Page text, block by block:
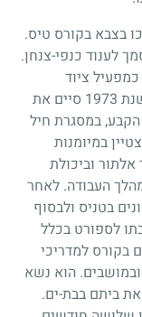
בצבא בקורס טיס.
לענוד כנפי-צנחן.
ציוד
1973 סיים את
במסגרת חיל
במיומנות
וביכולת
העבודה. לאחר
בטניס ולבסוף
לספורט בכלל
בקורס למדריכי
ובמושבים. הוא נשא
ביתם בבת-ים.